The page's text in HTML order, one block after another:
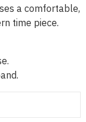
a comfortable,
time piece.